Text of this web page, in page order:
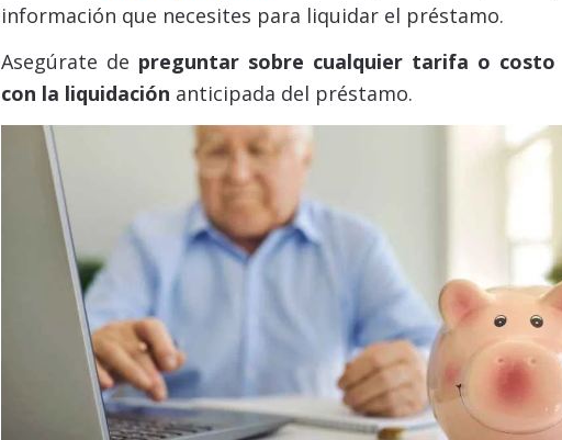
información que necesites para liquidar el préstamo.
Asegúrate de preguntar sobre cualquier tarifa o costo
con la liquidación anticipada del préstamo.